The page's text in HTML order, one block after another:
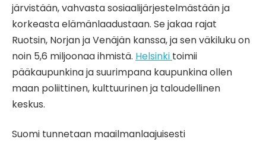
järvistään, vahvasta sosiaalijärjestelmästään ja
korkeasta elämänlaadustaan. Se jakaa rajat
Ruotsin, Norjan ja Venäjän kanssa, ja sen väkiluku on
noin 5,6 miljoonaa ihmistä. Helsinki toimii
pääkaupunkina ja suurimpana kaupunkina ollen
maan poliittinen, kulttuurinen ja taloudellinen
keskus.
Suomi tunnetaan maailmanlaajuisesti